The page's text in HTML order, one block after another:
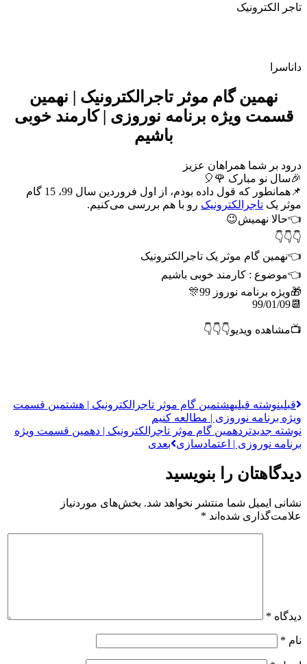
تاجر الکترونیک
داناسرا
نهمین گام موثر تاجرالکترونیک | نهمین
قسمت ویژه برنامه نوروزی | کارمند خوبی
باشیم
درود بر شما همراهان عزیز
🎉سال نو مبارک 🌹🎈
📌همانطور که قول داده بودم، از اول فروردین سال 99، 15 گام
موثر یک تاجرالکترونیک رو با هم بررسی می‌کنیم.
👈حالا نهمیش😉
👇👇👇
👈نهمین گام موثر یک تاجرالکترونیک
👈موضوع : کارمند خوبی باشیم
🎁ویژه برنامه نوروز 99🎊
📆99/01/09
📺مشاهده ویدیو👇👇👇
قبلینوشته قبلیهشتمین گام موثر تاجرالکترونیک | هشتمین قسمت
ویژه برنامه نوروزی | مطالعه کنیم
نوشته جدیدتر دهمین گام موثر تاجرالکترونیک | دهمین قسمت ویژه
برنامه نوروزی | اعتمادسازی بعدی
دیدگاهتان را بنویسید
نشانی ایمیل شما منتشر نخواهد شد. بخش‌های موردنیاز
علامت‌گذاری شده‌اند *
دیدگاه *
نام *